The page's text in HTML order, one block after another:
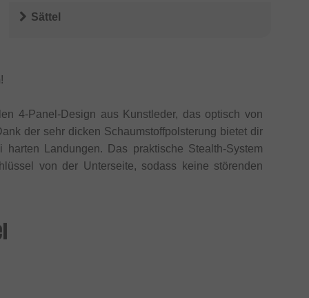
Sättel
!
4-Panel-Design aus Kunstleder, das optisch von
der sehr dicken Schaumstoffpolsterung bietet dir
Landungen. Das praktische Stealth-System
von der Unterseite, sodass keine störenden